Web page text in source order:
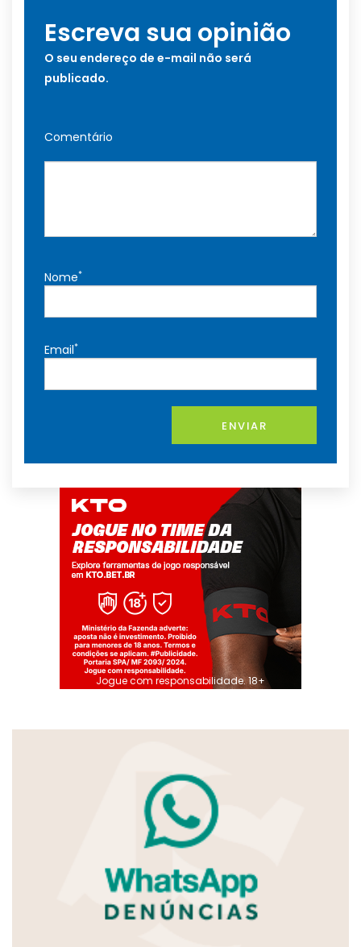
Escreva sua opinião
O seu endereço de e-mail não será
publicado.
Comentário
Nome*
Email*
ENVIAR
Jogue com responsabilidade. 18+